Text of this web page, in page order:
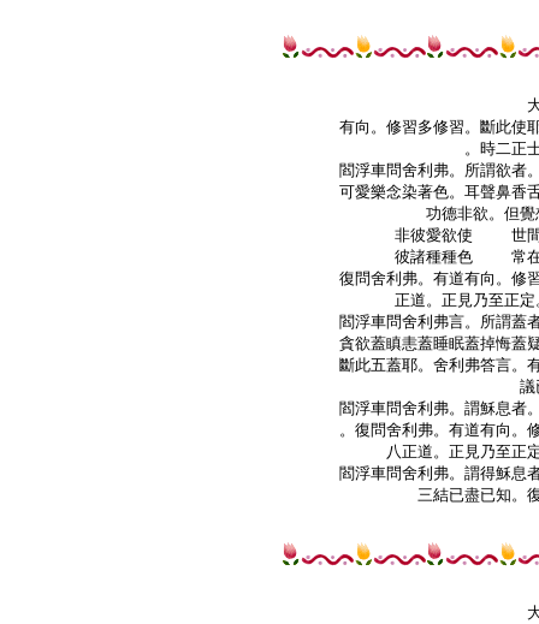
有向。修習多修習。斷此使
。時二正
閻浮車問舍利弗。所謂欲者
可愛樂念染著色。耳聲鼻香
功德非欲。但
非彼愛欲使    世
彼諸種種色    常
復問舍利弗。有道有向。修
正道。正見乃至正
閻浮車問舍利弗言。所謂蓋
貪欲蓋瞋恚蓋睡眠蓋掉悔蓋
斷此五蓋耶。舍利弗答言。
議
閻浮車問舍利弗。謂穌息者
。復問舍利弗。有道有向。
八正道。正見乃至正
閻浮車問舍利弗。謂得穌息